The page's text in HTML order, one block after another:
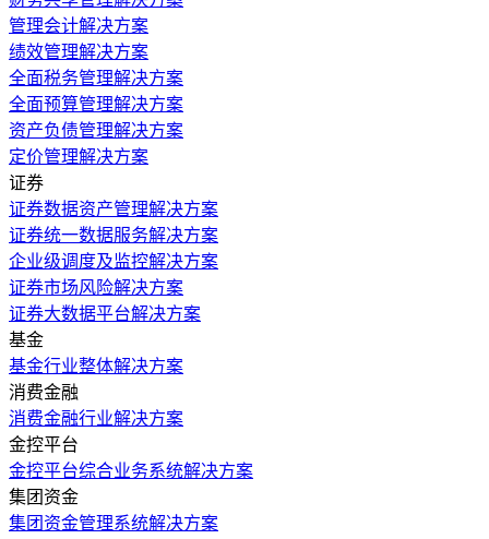
管理会计解决方案
绩效管理解决方案
全面税务管理解决方案
全面预算管理解决方案
资产负债管理解决方案
定价管理解决方案
证券
证券数据资产管理解决方案
证券统一数据服务解决方案
企业级调度及监控解决方案
证券市场风险解决方案
证券大数据平台解决方案
基金
基金行业整体解决方案
消费金融
消费金融行业解决方案
金控平台
金控平台综合业务系统解决方案
集团资金
集团资金管理系统解决方案